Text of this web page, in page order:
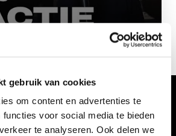
gebruik van cookies
om content en advertenties te
functies voor social media te bieden
te analyseren. Ook delen we